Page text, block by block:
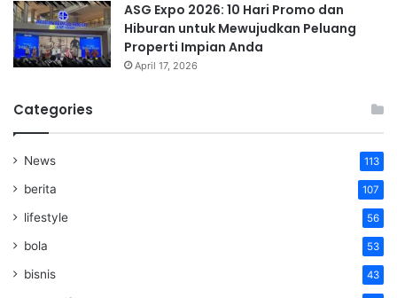
ASG Expo 2026: 10 Hari Promo dan
Hiburan untuk Mewujudkan Peluang
Properti Impian Anda
April 17, 2026
Categories
News 113
berita 107
lifestyle 56
bola 53
bisnis 43